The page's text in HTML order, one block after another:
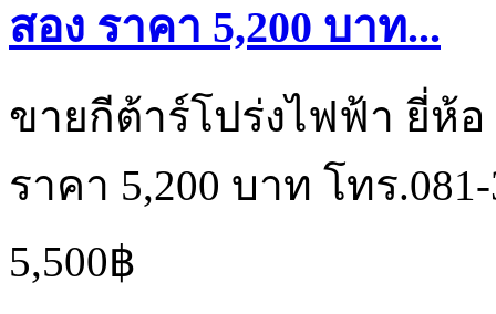
สอง ราคา 5,200 บาท...
ขายกีต้าร์โปร่งไฟฟ้า ยี่ห้อ
ราคา 5,200 บาท โทร.081-
5,500฿